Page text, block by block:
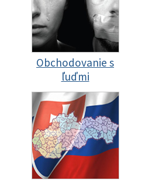
Obchodovanie s
ľuďmi